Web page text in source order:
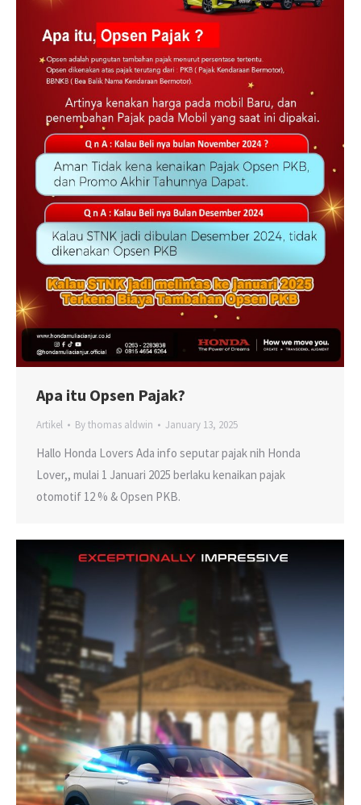
Apa itu Opsen Pajak?
Artikel Bythomas aldwin January 13, 2025
Hallo Honda Lovers Ada info seputar pajak nih Honda
Lover,, mulai 1 Januari 2025 berlaku kenaikan pajak
otomotif 12 % & Opsen PKB.